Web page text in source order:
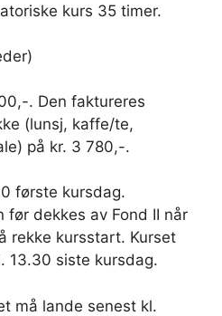
kurs 35 timer.
. Den faktureres
(lunsj, kaffe/te,
på kr. 3 780,-.
første kursdag.
før dekkes av Fond II når
rekke kursstart. Kurset
13.30 siste kursdag.
må lande senest kl.